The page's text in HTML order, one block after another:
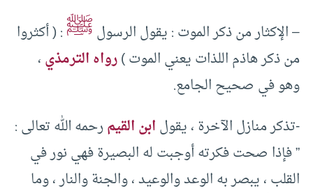
– الإكثار من ذكر الموت : يقول الرسولﷺ: ( أكثروا
من ذكر هاذم اللذات يعني الموت )رواه الترمذي،
وهو في صحيح الجامع.
-تذكر منازل الآخرة ، يقولابن القيمرحمه الله تعالى :
” فإذا صحت فكرته أوجبت له البصيرة فهي نور في
القلب ، يبصر به الوعد والوعيد ، والجنة والنار ، وما